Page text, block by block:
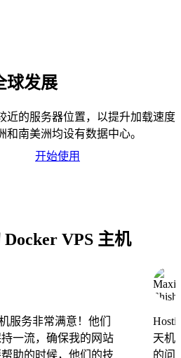
球发展
近的服务器位置，以提升加载速度
和南美洲均设有数据中心。
开始使用
VPS 主机
服务非常满意！他们
一流，确保我的网站
助的时候，他们的技
天机
的问